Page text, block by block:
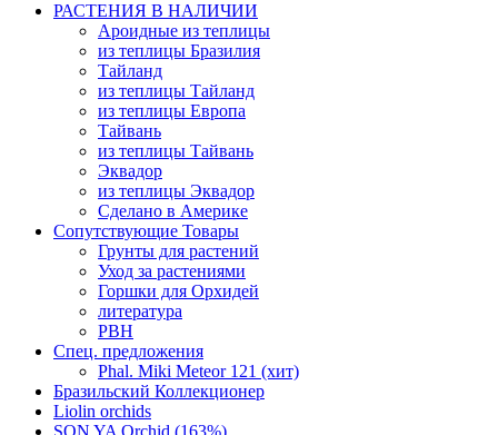
РАСТЕНИЯ В НАЛИЧИИ
Ароидные из теплицы
из теплицы Бразилия
Тайланд
из теплицы Тайланд
из теплицы Европа
Тайвань
из теплицы Тайвань
Эквадор
из теплицы Эквадор
Сделано в Америке
Сопутствующие Товары
Грунты для растений
Уход за растениями
Горшки для Орхидей
литература
РВН
Спец. предложения
Phal. Miki Meteor 121 (хит)
Бразильский Коллекционер
Liolin orchids
SON YA Orchid (163%)